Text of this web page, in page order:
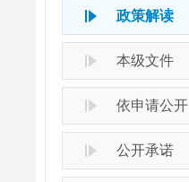
政策解读
本级文件
依申请公开
公开承诺